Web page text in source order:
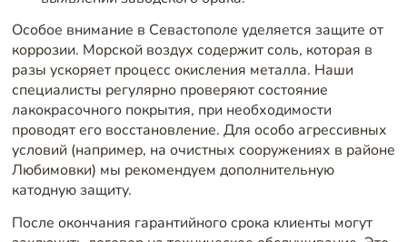
Особое внимание в Севастополе уделяется защите от
коррозии. Морской воздух содержит соль, которая в
разы ускоряет процесс окисления металла. Наши
специалисты регулярно проверяют состояние
лакокрасочного покрытия, при необходимости
проводят его восстановление. Для особо агрессивных
условий (например, на очистных сооружениях в районе
Любимовки) мы рекомендуем дополнительную
катодную защиту.
После окончания гарантийного срока клиенты могут